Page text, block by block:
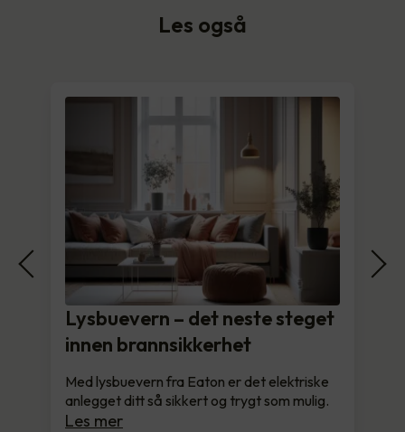
Les også
Lysbuevern – det neste steget
innen brannsikkerhet
Med lysbuevern fra Eaton er det elektriske
anlegget ditt så sikkert og trygt som mulig.
Les mer